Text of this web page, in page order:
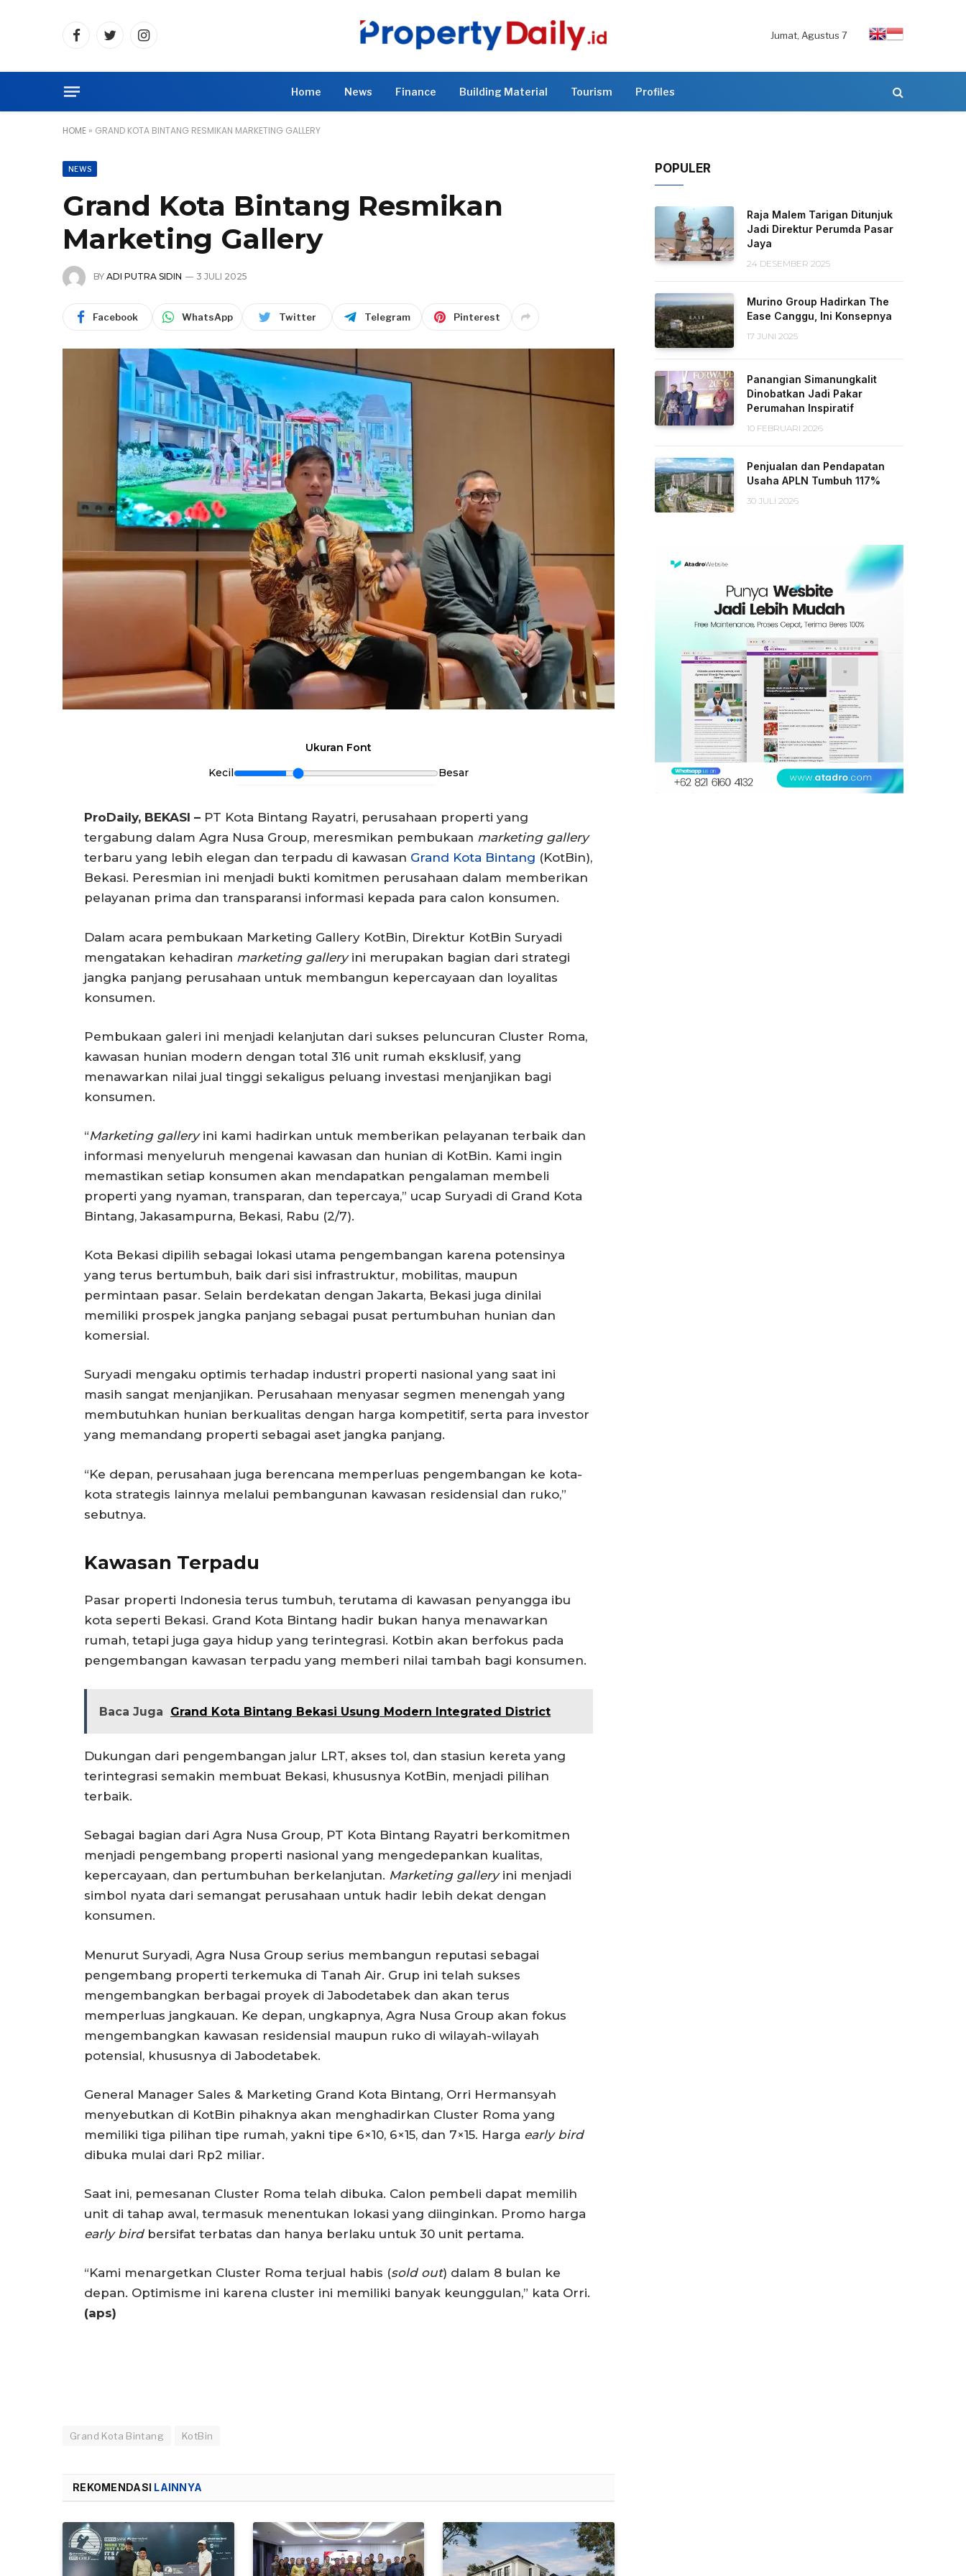
FacebookTwitterInstagram
Jumat, Agustus 7
Home News Finance Building Material Tourism Profiles
HOME » GRAND KOTA BINTANG RESMIKAN MARKETING GALLERY
NEWS
Grand Kota Bintang Resmikan
Marketing Gallery
BY ADI PUTRA SIDIN 3 JULI 2025
Facebook WhatsApp Twitter Telegram Pinterest
Ukuran Font
Kecil
Besar
ProDaily, BEKASI – PT Kota Bintang Rayatri, perusahaan properti yang
tergabung dalam Agra Nusa Group, meresmikan pembukaan marketing gallery
terbaru yang lebih elegan dan terpadu di kawasan Grand Kota Bintang (KotBin),
Bekasi. Peresmian ini menjadi bukti komitmen perusahaan dalam memberikan
pelayanan prima dan transparansi informasi kepada para calon konsumen.
Dalam acara pembukaan Marketing Gallery KotBin, Direktur KotBin Suryadi
mengatakan kehadiran marketing gallery ini merupakan bagian dari strategi
jangka panjang perusahaan untuk membangun kepercayaan dan loyalitas
konsumen.
Pembukaan galeri ini menjadi kelanjutan dari sukses peluncuran Cluster Roma,
kawasan hunian modern dengan total 316 unit rumah eksklusif, yang
menawarkan nilai jual tinggi sekaligus peluang investasi menjanjikan bagi
konsumen.
“Marketing galleryini kami hadirkan untuk memberikan pelayanan terbaik dan
informasi menyeluruh mengenai kawasan dan hunian di KotBin. Kami ingin
memastikan setiap konsumen akan mendapatkan pengalaman membeli
properti yang nyaman, transparan, dan tepercaya,” ucap Suryadi di Grand Kota
Bintang, Jakasampurna, Bekasi, Rabu (2/7).
Kota Bekasi dipilih sebagai lokasi utama pengembangan karena potensinya
yang terus bertumbuh, baik dari sisi infrastruktur, mobilitas, maupun
permintaan pasar. Selain berdekatan dengan Jakarta, Bekasi juga dinilai
memiliki prospek jangka panjang sebagai pusat pertumbuhan hunian dan
komersial.
Suryadi mengaku optimis terhadap industri properti nasional yang saat ini
masih sangat menjanjikan. Perusahaan menyasar segmen menengah yang
membutuhkan hunian berkualitas dengan harga kompetitif, serta para investor
yang memandang properti sebagai aset jangka panjang.
“Ke depan, perusahaan juga berencana memperluas pengembangan ke kota-
kota strategis lainnya melalui pembangunan kawasan residensial dan ruko,”
sebutnya.
Kawasan Terpadu
Pasar properti Indonesia terus tumbuh, terutama di kawasan penyangga ibu
kota seperti Bekasi. Grand Kota Bintang hadir bukan hanya menawarkan
rumah, tetapi juga gaya hidup yang terintegrasi. Kotbin akan berfokus pada
pengembangan kawasan terpadu yang memberi nilai tambah bagi konsumen.
Baca Juga Grand Kota Bintang Bekasi Usung Modern Integrated District
Dukungan dari pengembangan jalur LRT, akses tol, dan stasiun kereta yang
terintegrasi semakin membuat Bekasi, khususnya KotBin, menjadi pilihan
terbaik.
Sebagai bagian dari Agra Nusa Group, PT Kota Bintang Rayatri berkomitmen
menjadi pengembang properti nasional yang mengedepankan kualitas,
kepercayaan, dan pertumbuhan berkelanjutan. Marketing gallery ini menjadi
simbol nyata dari semangat perusahaan untuk hadir lebih dekat dengan
konsumen.
Menurut Suryadi, Agra Nusa Group serius membangun reputasi sebagai
pengembang properti terkemuka di Tanah Air. Grup ini telah sukses
mengembangkan berbagai proyek di Jabodetabek dan akan terus
memperluas jangkauan. Ke depan, ungkapnya, Agra Nusa Group akan fokus
mengembangkan kawasan residensial maupun ruko di wilayah-wilayah
potensial, khususnya di Jabodetabek.
General Manager Sales & Marketing Grand Kota Bintang, Orri Hermansyah
menyebutkan di KotBin pihaknya akan menghadirkan Cluster Roma yang
memiliki tiga pilihan tipe rumah, yakni tipe 6×10, 6×15, dan 7×15. Harga early bird
dibuka mulai dari Rp2 miliar.
Saat ini, pemesanan Cluster Roma telah dibuka. Calon pembeli dapat memilih
unit di tahap awal, termasuk menentukan lokasi yang diinginkan. Promo harga
early bird bersifat terbatas dan hanya berlaku untuk 30 unit pertama.
“Kami menargetkan Cluster Roma terjual habis (sold out) dalam 8 bulan ke
depan. Optimisme ini karena cluster ini memiliki banyak keunggulan,” kata Orri.
(aps)
Grand Kota Bintang KotBin
REKOMENDASI LAINNYA
POPULER
Raja Malem Tarigan Ditunjuk
Jadi Direktur Perumda Pasar
Jaya
24 DESEMBER 2025
Murino Group Hadirkan The
Ease Canggu, Ini Konsepnya
17 JUNI 2025
Panangian Simanungkalit
Dinobatkan Jadi Pakar
Perumahan Inspiratif
10 FEBRUARI 2026
Penjualan dan Pendapatan
Usaha APLN Tumbuh 117%
30 JULI 2026